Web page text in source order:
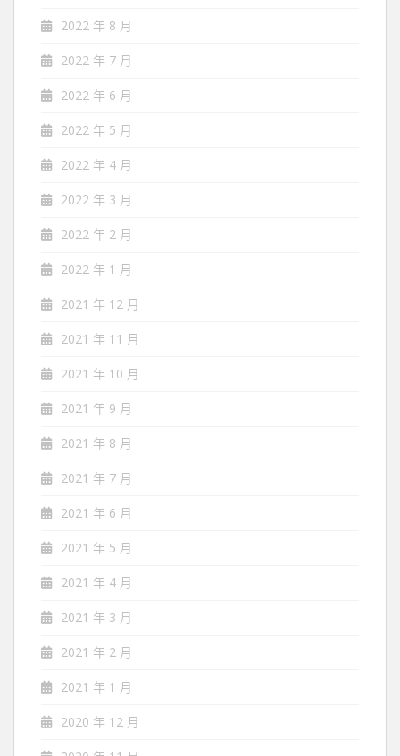
2022 年 8 月
2022 年 7 月
2022 年 6 月
2022 年 5 月
2022 年 4 月
2022 年 3 月
2022 年 2 月
2022 年 1 月
2021 年 12 月
2021 年 11 月
2021 年 10 月
2021 年 9 月
2021 年 8 月
2021 年 7 月
2021 年 6 月
2021 年 5 月
2021 年 4 月
2021 年 3 月
2021 年 2 月
2021 年 1 月
2020 年 12 月